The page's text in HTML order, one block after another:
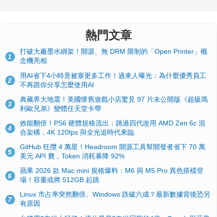
熱門文章
1
打破大廠墨水綁架！開源、無 DRM 限制的「Open Printer」概
念機亮相
2
用AI省下4小時竟被塞更多工作！過來人曝光：為什麼優秀員工
不再跟你分享怎麼使用AI
3
典藏界大地震！美國懷舊遊戲小店驚見 97 片未公開版《超級瑪
利歐兄弟》變體任天堂卡帶
4
效能翻倍！PS6 硬體規格流出：跳過四代改用 AMD Zen 6c 混
合架構，4K 120fps 與全光追時代來臨
5
GitHub 狂攬 4 萬星！Headroom 開源工具幫開發者省下 70 萬
美元 API 費，Token 消耗暴降 92%
6
蘋果 2026 款 Mac mini 規格爆料：M6 與 M5 Pro 異色搭檔登
場！容量或將 512GB 起跳
7
Linux 市占率突然翻倍、Windows 跌破六成？最新數據背後恐另
有原因